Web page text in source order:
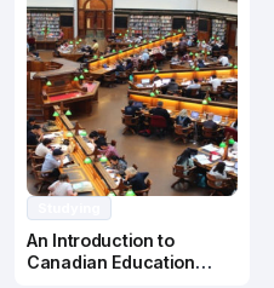
An Introduction to
Canadian Education